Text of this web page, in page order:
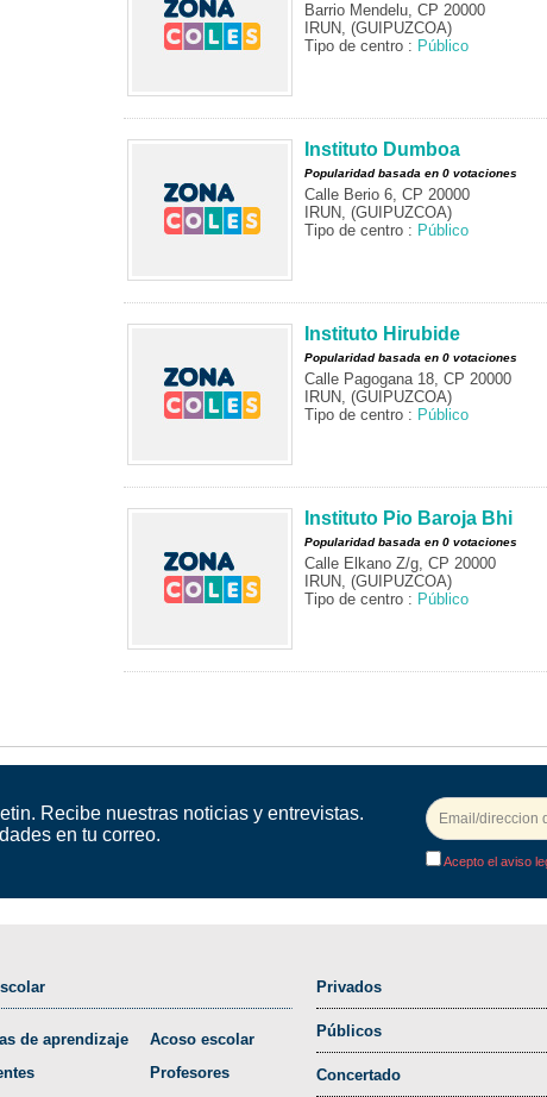
Barrio Mendelu, CP 20000
IRUN, (GUIPUZCOA)
Tipo de centro : Público
Instituto Dumboa
Popularidad basada en 0 votaciones
Calle Berio 6, CP 20000
IRUN, (GUIPUZCOA)
Tipo de centro : Público
Instituto Hirubide
Popularidad basada en 0 votaciones
Calle Pagogana 18, CP 20000
IRUN, (GUIPUZCOA)
Tipo de centro : Público
Instituto Pio Baroja Bhi
Popularidad basada en 0 votaciones
Calle Elkano Z/g, CP 20000
IRUN, (GUIPUZCOA)
Tipo de centro : Público
Recibe nuestras noticias y entrevistas.
en tu correo.
Acepto el aviso
de aprendizaje
Acoso escolar
Profesores
Privados
Públicos
Concertado